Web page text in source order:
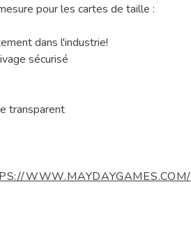
pour les cartes de taille :
dans l'industrie!
sécurisé
transparent
WWW.MAYDAYGAMES.COM/